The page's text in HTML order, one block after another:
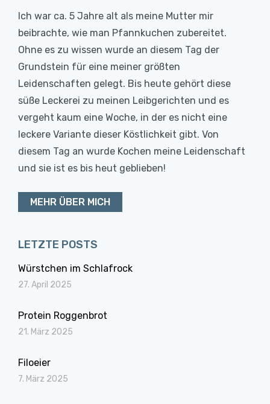
Ich war ca. 5 Jahre alt als meine Mutter mir
beibrachte, wie man Pfannkuchen zubereitet.
Ohne es zu wissen wurde an diesem Tag der
Grundstein für eine meiner größten
Leidenschaften gelegt. Bis heute gehört diese
süße Leckerei zu meinen Leibgerichten und es
vergeht kaum eine Woche, in der es nicht eine
leckere Variante dieser Köstlichkeit gibt. Von
diesem Tag an wurde Kochen meine Leidenschaft
und sie ist es bis heut geblieben!
MEHR ÜBER MICH
LETZTE POSTS
Würstchen im Schlafrock
27. April 2025
Protein Roggenbrot
21. März 2025
Filoeier
7. März 2025